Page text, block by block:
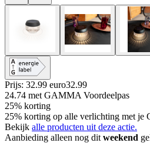
Prijs: 32.99 euro32.99
24.74 met GAMMA Voordeelpas
25% korting
25% korting op alle verlichting met
Bekijk alle producten uit deze actie.
Aanbieding alleen nog dit weekend